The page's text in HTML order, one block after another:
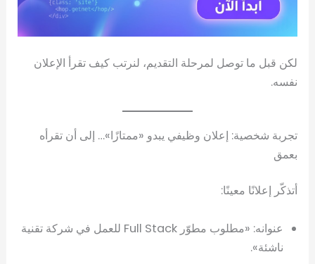
لكن قبل ما توصل لمرحلة التقديم، لنرتب كيف تقرأ الإعلان
نفسه.
تجربة شخصية: إعلان وظيفي يبدو «ممتازًا»… إلى أن تقرأه
بعمق
أتذكّر إعلانًا معينًا:
عنوانه: «مطلوب مطوّر Full Stack للعمل في شركة تقنية
ناشئة».